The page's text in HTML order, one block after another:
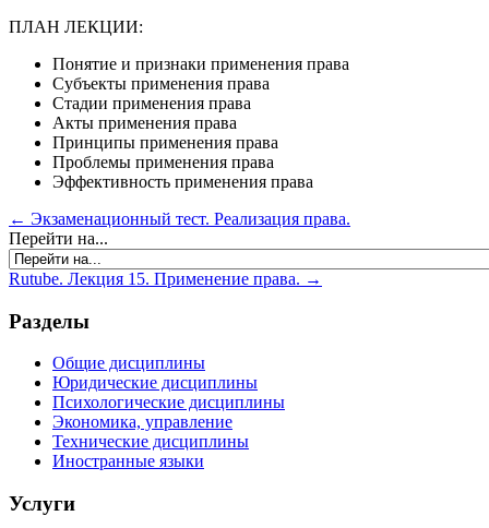
ПЛАН ЛЕКЦИИ:
Понятие и признаки применения права
Субъекты применения права
Стадии применения права
Акты применения права
Принципы применения права
Проблемы применения права
Эффективность применения права
← Экзаменационный тест. Реализация права.
Перейти на...
Rutube. Лекция 15. Применение права. →
Разделы
Общие дисциплины
Юридические дисциплины
Психологические дисциплины
Экономика, управление
Технические дисциплины
Иностранные языки
Услуги